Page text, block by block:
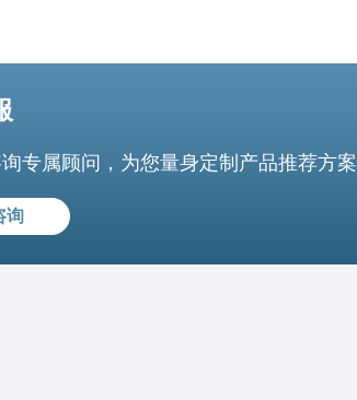
专属顾问，为您量身定制产品推荐方案
询